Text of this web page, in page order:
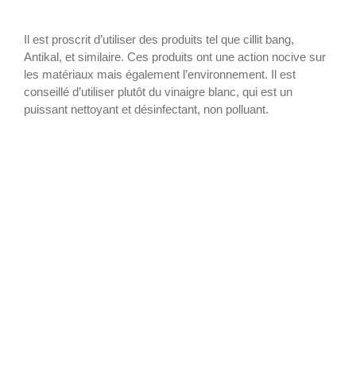
Il est proscrit d’utiliser des produits tel que cillit bang,
Antikal, et similaire. Ces produits ont une action nocive sur
les matériaux mais également l’environnement. Il est
conseillé d’utiliser plutôt du vinaigre blanc, qui est un
puissant nettoyant et désinfectant, non polluant.